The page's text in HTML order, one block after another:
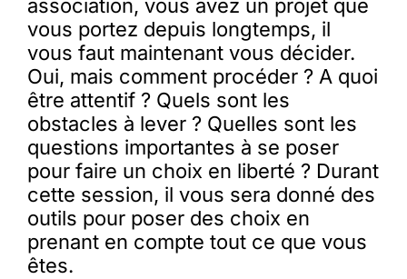
association, vous avez un projet que
vous portez depuis longtemps, il
vous faut maintenant vous décider.
Oui, mais comment procéder ? A quoi
être attentif ? Quels sont les
obstacles à lever ? Quelles sont les
questions importantes à se poser
pour faire un choix en liberté ? Durant
cette session, il vous sera donné des
outils pour poser des choix en
prenant en compte tout ce que vous
êtes.